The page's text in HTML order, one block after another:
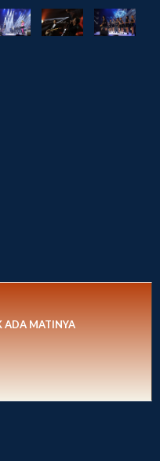
ADA MATINYA